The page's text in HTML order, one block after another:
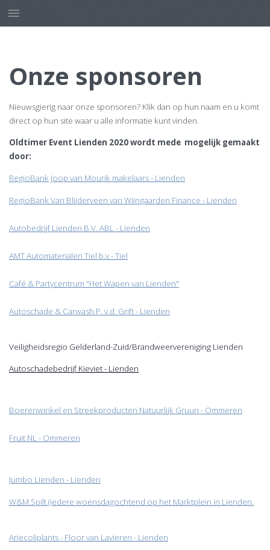
Onze sponsoren
Nieuwsgierig naar onze sponsoren? Klik dan op hun naam en u komt
direct op hun site waar u alle informatie kunt vinden.
Oldtimer Event Lienden 2020 wordt mede mogelijk gemaakt
door:
RegioBank Joop van Mourik makelaars - Lienden
RegioBank Van Blijderveen van Wijngaarden Finance - Lienden
Autobedrijf Lienden B.V. ABL - Lienden
AMT Automaterialen Tiel b.v.- Tiel
Café & Partycentrum "Het Wapen van Lienden"
Autoschade & Carwash P. v.d. Grift - Lienden
Veiligheidsregio Gelderland-Zuid/Brandweervereniging Lienden
Autoschadebedrijf Kieviet - Lienden
Boerenwinkel en Streekproducten Natuurlijk Gruun - Ommeren
Fruit NL - Ommeren
Jumbo Lienden - Lienden
W&M Spilt (iedere woensdagochtend op het Marktplein in Lienden.
Arjecoliplants - Floor van Lavieren - Lienden